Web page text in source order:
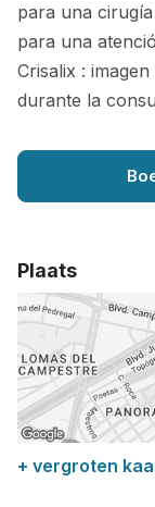
para una
para una
Crisalix :
durante la
Plaats
+ vergroten